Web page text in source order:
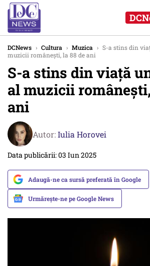
DCNews › Cultura › Muzica › S-a stins din
muzicii românești, la 88 de ani
S-a stins din viață
al muzicii
ani
Autor:Iulia Horovei
Data publicării: 03 Iun 2025
Adaugă-ne ca sursă preferată în Google
Urmărește-ne pe Google News